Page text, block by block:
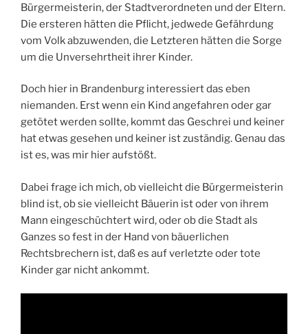
Bürgermeisterin, der Stadtverordneten und der Eltern.
Die ersteren hätten die Pflicht, jedwede Gefährdung
vom Volk abzuwenden, die Letzteren hätten die Sorge
um die Unversehrtheit ihrer Kinder.
Doch hier in Brandenburg interessiert das eben
niemanden. Erst wenn ein Kind angefahren oder gar
getötet werden sollte, kommt das Geschrei und keiner
hat etwas gesehen und keiner ist zuständig. Genau das
ist es, was mir hier aufstößt.
Dabei frage ich mich, ob vielleicht die Bürgermeisterin
blind ist, ob sie vielleicht Bäuerin ist oder von ihrem
Mann eingeschüchtert wird, oder ob die Stadt als
Ganzes so fest in der Hand von bäuerlichen
Rechtsbrechern ist, daß es auf verletzte oder tote
Kinder gar nicht ankommt.